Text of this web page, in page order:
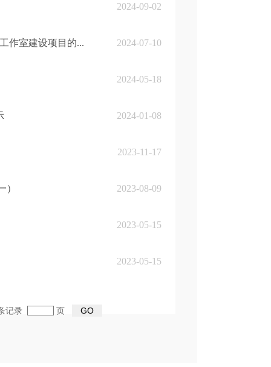
2024-09-02
作室建设项目的... 2024-07-10
2024-05-18
2024-01-08
2023-11-17
） 2023-08-09
2023-05-15
2023-05-15
记录 页